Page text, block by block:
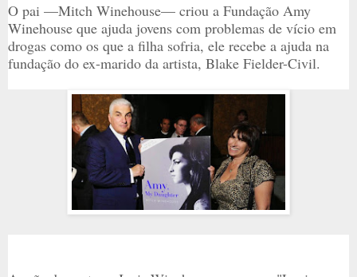
O pai —Mitch Winehouse— criou a Fundação Amy
Winehouse que ajuda jovens com problemas de vício em
drogas como os que a filha sofria, ele recebe a ajuda na
fundação do ex-marido da artista, Blake Fielder-Civil.